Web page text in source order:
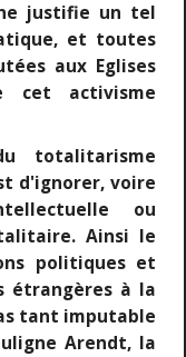
justifie un tel
et toutes
aux Eglises
cet activisme
totalitarisme
d'ignorer, voire
ou
Ainsi le
politiques et
étrangères à la
tant imputable
Arendt, la